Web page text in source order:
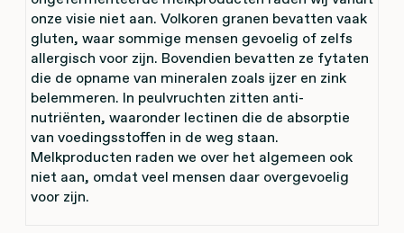
onze visie niet aan. Volkoren granen bevatten vaak
gluten, waar sommige mensen gevoelig of zelfs
allergisch voor zijn. Bovendien bevatten ze fytaten
die de opname van mineralen zoals ijzer en zink
belemmeren. In peulvruchten zitten anti-
nutriënten, waaronder lectinen die de absorptie
van voedingsstoffen in de weg staan.
Melkproducten raden we over het algemeen ook
niet aan, omdat veel mensen daar overgevoelig
voor zijn.